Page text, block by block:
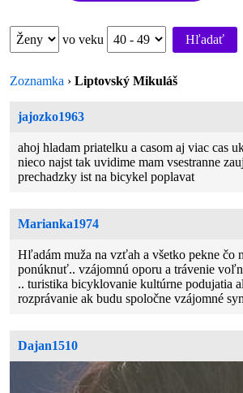
vo veku Hľadať
Zoznamka ›Liptovský Mikuláš
jajozko1963
ahoj hladam priatelku a casom aj viac cas
nieco najst tak uvidime mam vsestranne
prechadzky ist na bicykel poplavat
Marianka1974
Hľadám muža na vzťah a všetko pekne čo
ponúknuť.. vzájomnú oporu a trávenie
.. turistika bicyklovanie kultúrne podujatia
rozprávanie ak budu spoločne vzájomné
Dajan1510